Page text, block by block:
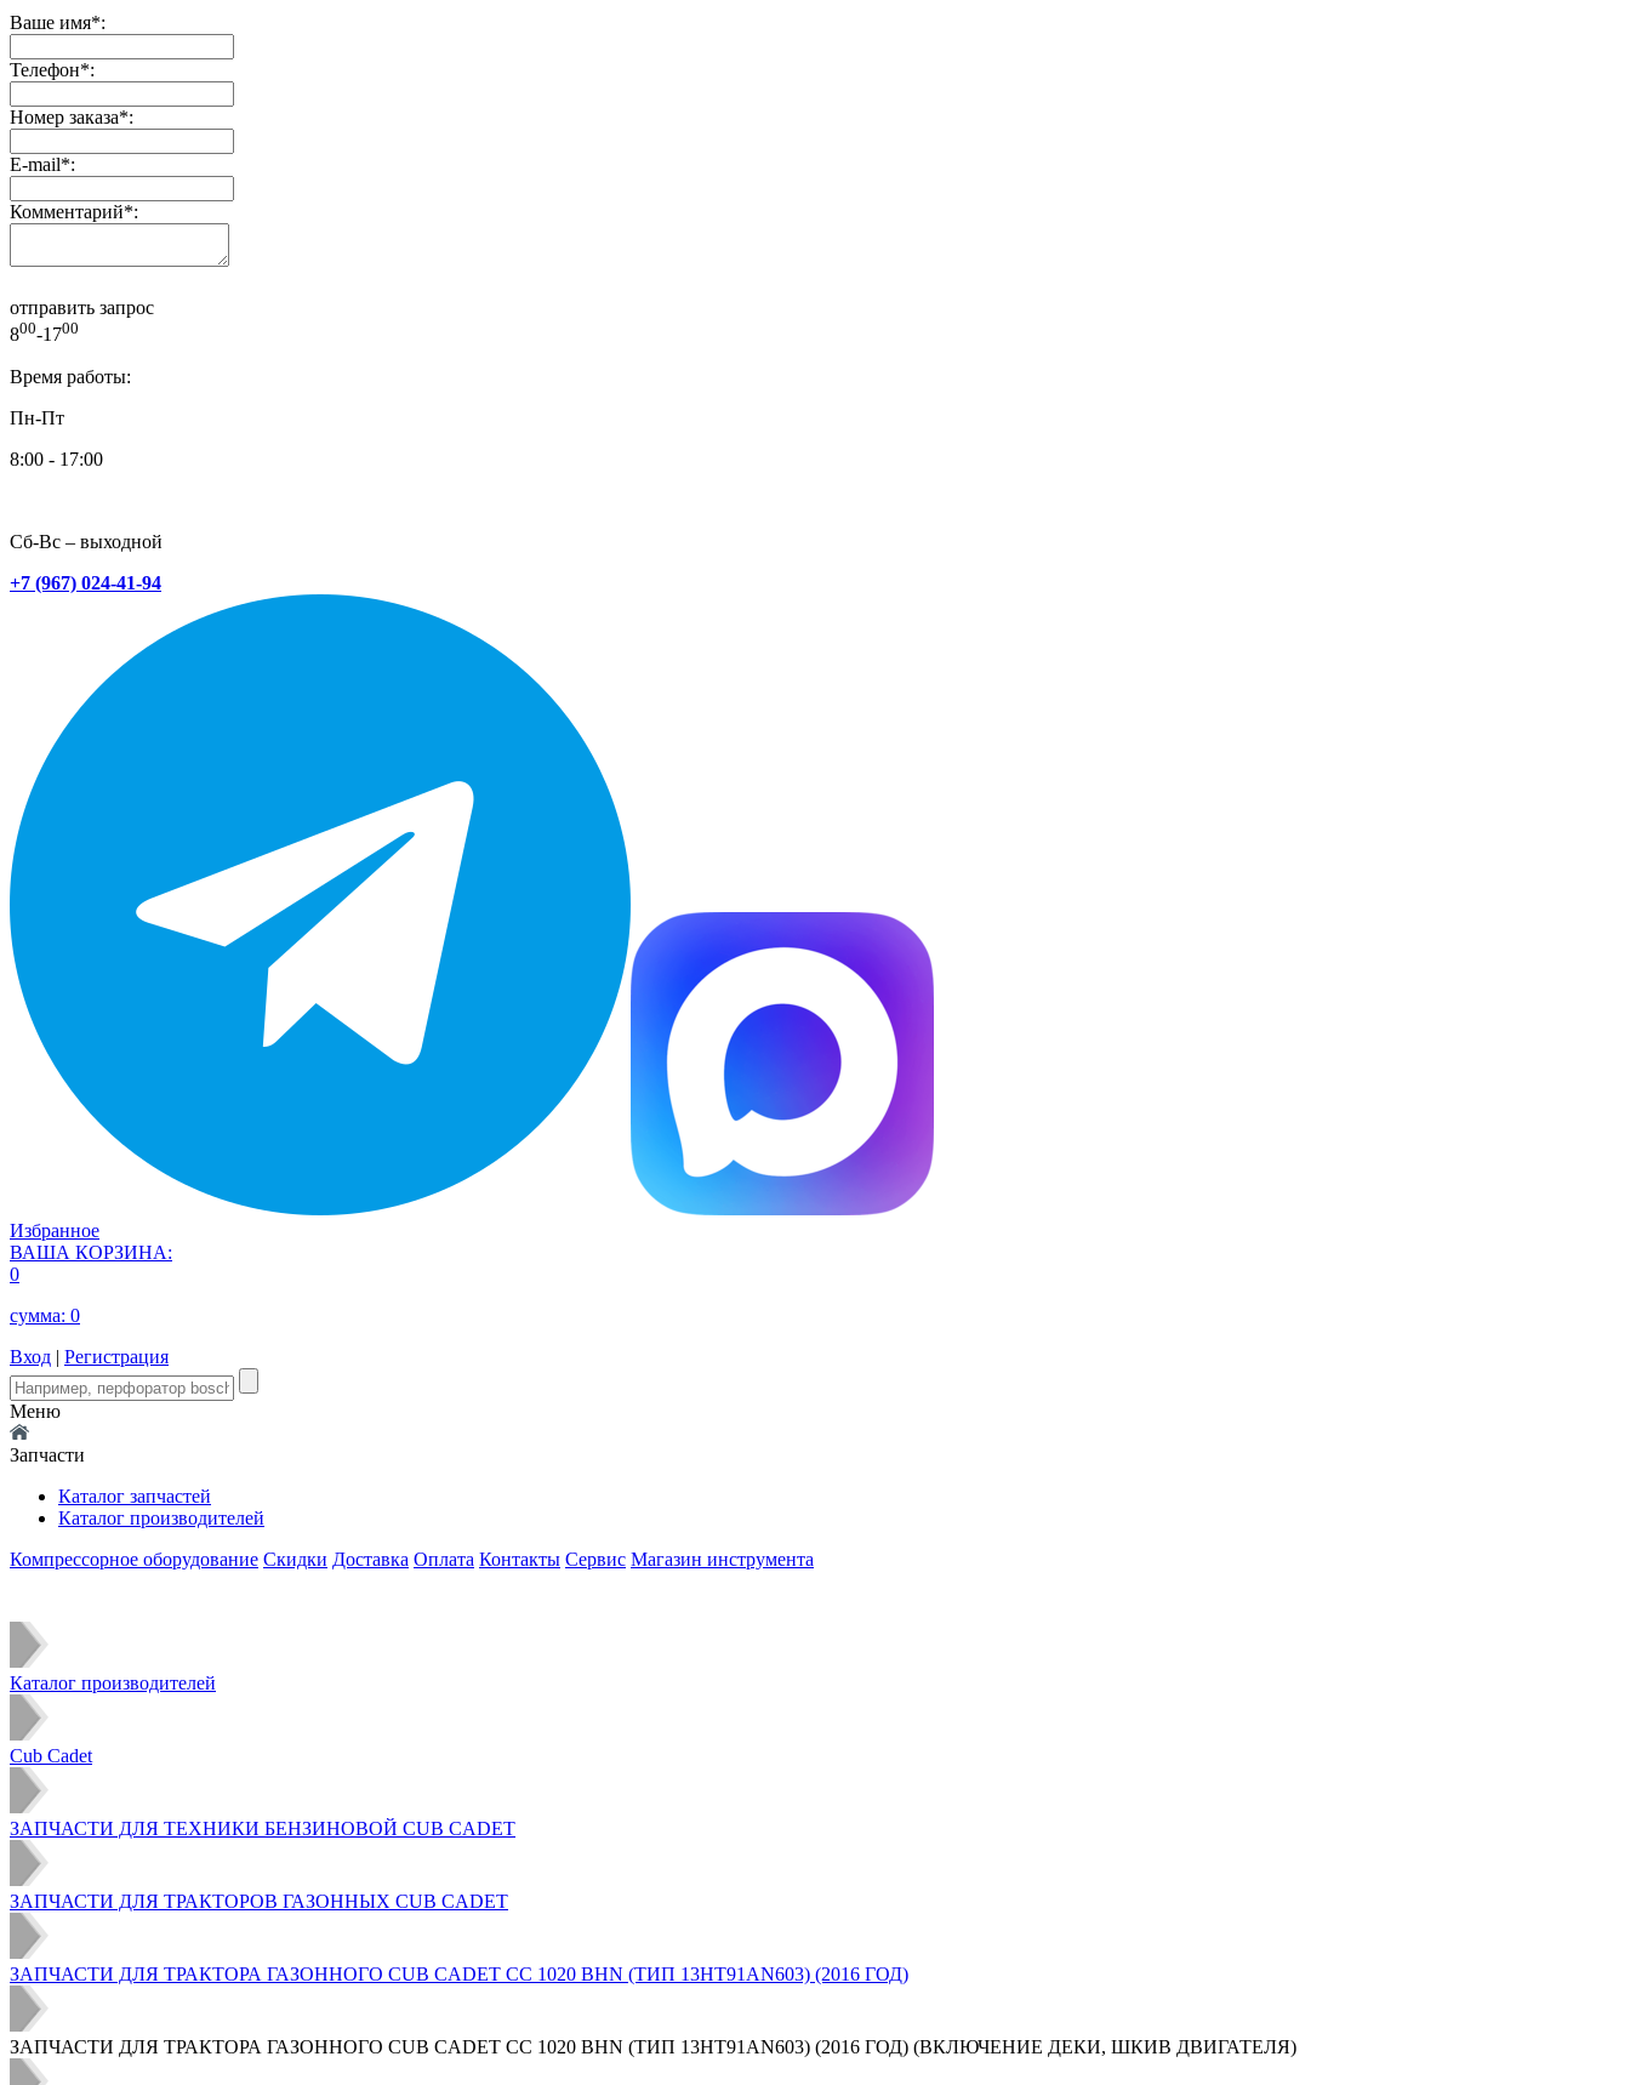
Ваше имя*:
Телефон*:
Номер заказа*:
E-mail*:
Комментарий*:
отправить запрос
800-1700
Время работы:
Пн-Пт
8:00 - 17:00
Сб-Вс – выходной
+7 (967) 024-41-94
Избранное
ВАША КОРЗИНА:
0
сумма: 0
Вход | Регистрация
Меню
Запчасти
Каталог запчастей
Каталог производителей
Компрессорное оборудование Скидки Доставка Оплата Контакты Сервис Магазин инструмента
Каталог производителей
Cub Cadet
ЗАПЧАСТИ ДЛЯ ТЕХНИКИ БЕНЗИНОВОЙ CUB CADET
ЗАПЧАСТИ ДЛЯ ТРАКТОРОВ ГАЗОННЫХ CUB CADET
ЗАПЧАСТИ ДЛЯ ТРАКТОРА ГАЗОННОГО CUB CADET CC 1020 BHN (ТИП 13HT91AN603) (2016 ГОД)
ЗАПЧАСТИ ДЛЯ ТРАКТОРА ГАЗОННОГО CUB CADET CC 1020 BHN (ТИП 13HT91AN603) (2016 ГОД) (ВКЛЮЧЕНИЕ ДЕКИ, ШКИВ ДВИГАТЕЛЯ)